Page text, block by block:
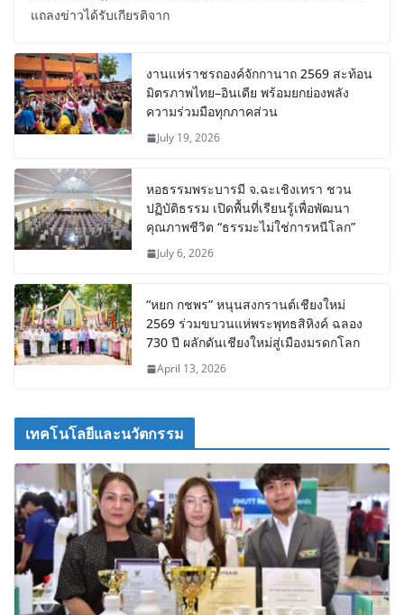
แถลงข่าวได้รับเกียรติจาก
งานแห่ราชรถองค์จักกานาถ 2569 สะท้อน
มิตรภาพไทย–อินเดีย พร้อมยกย่องพลัง
ความร่วมมือทุกภาคส่วน
July 19, 2026
หอธรรมพระบารมี จ.ฉะเชิงเทรา ชวน
ปฏิบัติธรรม เปิดพื้นที่เรียนรู้เพื่อพัฒนา
คุณภาพชีวิต “ธรรมะไม่ใช่การหนีโลก”
July 6, 2026
“หยก กชพร” หนุนสงกรานต์เชียงใหม่
2569 ร่วมขบวนแห่พระพุทธสิหิงค์ ฉลอง
730 ปี ผลักดันเชียงใหม่สู่เมืองมรดกโลก
April 13, 2026
เทคโนโลยีและนวัตกรรม